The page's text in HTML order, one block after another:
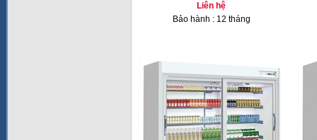
Liên hệ
Bảo hành : 12 tháng